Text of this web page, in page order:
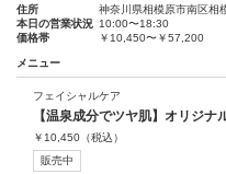
住所
神奈川県相模原市南区相
本日の営業状況 10:00〜18:30
価格帯
￥10,450〜￥57,200
メニュー
フェイシャルケア
【温泉成分でツヤ肌】オリジ
￥ 10,450 （税込）
販売中